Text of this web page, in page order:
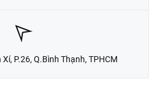
P.26, Q.Bình Thạnh, TPHCM